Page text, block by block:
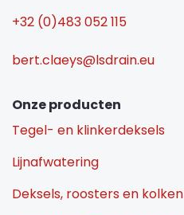
+32 (0)483 052 115
bert.claeys@lsdrain.eu
Onze producten
Tegel- en klinkerdeksels
Lijnafwatering
Deksels, roosters en kolken